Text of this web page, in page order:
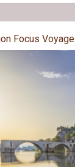
Focus Voyage